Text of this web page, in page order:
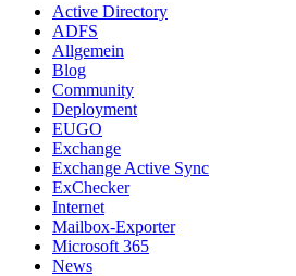
Active Directory
ADFS
Allgemein
Blog
Community
Deployment
EUGO
Exchange
Exchange Active Sync
ExChecker
Internet
Mailbox-Exporter
Microsoft 365
News